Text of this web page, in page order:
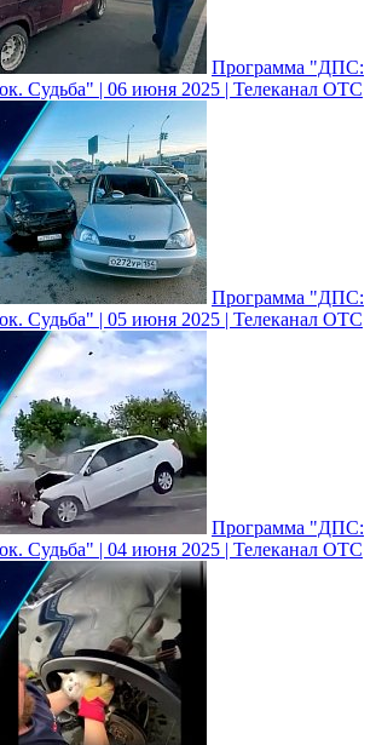
Программа "ДПС:
Судьба" | 06 июня 2025 | Телеканал ОТС
Программа "ДПС:
Судьба" | 05 июня 2025 | Телеканал ОТС
Программа "ДПС:
Судьба" | 04 июня 2025 | Телеканал ОТС